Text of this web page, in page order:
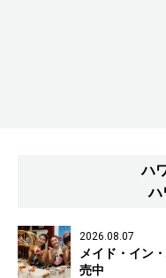
ハ
ハ
2026.08.07
メイド・イン
売中